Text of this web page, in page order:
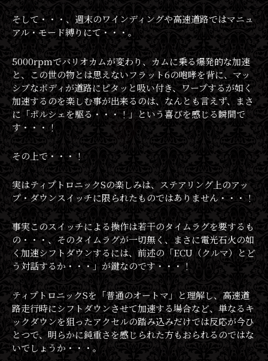
そして・・・、週末のワインディングや高速道路ではマニュ
アル・モード縛りにて・・・。
5000rpmでバリオカムが変わり、カムに乗る爆発的な加速
と、この世の物とは思えないフラット6の咆哮を背に、マッ
シブなボディが道路にピタッと吸い付き、ワープするが如く
加速するのを楽しむ事が出来るのは、なんとも言えず、まさ
に「ポルシェを駆る・・・！」という喜びを感じる瞬間で
す・・・！
その上で・・・！
実はティプトロニックSの楽しみは、ステアリング上のアッ
プ・ダウンスイッチに限られたものではありません・・・！
事実このスイッチによる操作は若干のタイムラグを要するも
の・・・、そのタイムラグが一切無く、まさに電光石火の如
く加速シフトダウンするには、前述の「ECU（クルマ）とど
う対話するか・・・」が鍵なのです・・・！
ティプトロニックSを「普通のオートマ」と理解し、高速道
路走行時にシフトダウンさせて加速する場合など、単なるキ
ックダウンを狙ったアクセルの踏み込みだけでは反応が今ひ
とつで、明らかに鈍重さを感じられた方もおられるのではな
いでしょうか・・・。